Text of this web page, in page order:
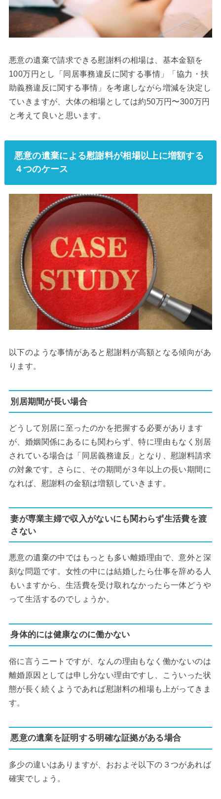
悪意の遺棄で請求できる慰謝料の相場は、基本金額を
100万円とし「同居事務違反に関する事情」「協力・扶
助義務違反に関する事情」を考慮しながら増減を決定し
ていきますが、大体の相場としては約50万円〜300万円
と考えて良いと思います。
悪意の遺棄による慰謝料が相場以上に増額する
４つのケース
以下のような事情があると慰謝料が高額となる傾向があ
ります。
別居期間が長い場合
どうして別居に至ったのかを把握する必要があります
が、婚姻関係にあるにも関わらず、特に理由もなく別居
されている場合は「同居義務違反」となり、慰謝料請求
の対象です。さらに、その期間が３年以上の長い期間に
なれば、慰謝料の金額は増額していきます。
妻が専業主婦で収入がないにも関わらず生活費を渡
さない
悪意の遺棄の中ではもっとも多い離婚理由で、意外と深
刻な問題です。女性の中には結婚したら仕事を辞める人
もいますから、生活費を受け取れなかったら一体どうや
って生活するのでしょうか。
身体的には健康なのに働かない
俗に言うニートですが、なんの理由もなく働かないのは
離婚原因としては申し分ない理由ですし、こういった状
態が長く続くようであれば慰謝料の相場も上がってきま
す。
悪意の遺棄を証明する明確な証拠がある場合
多少の違いはありますが、おおよそ以下の３つがあれば
確実でしょう。